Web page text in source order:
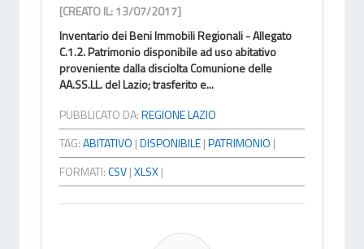
[CREATO IL: 13/07/2017]
Inventario dei Beni Immobili Regionali - Allegato
C.1.2. Patrimonio disponibile ad uso abitativo
proveniente dalla disciolta Comunione delle
AA.SS.LL. del Lazio; trasferito e...
PUBBLICATO DA:REGIONE LAZIO
TAG:ABITATIVO |DISPONIBILE|PATRIMONIO |
FORMATI:CSV|XLSX|